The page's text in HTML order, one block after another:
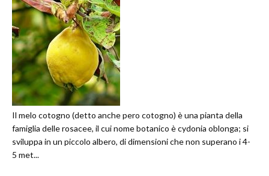
Il melo cotogno (detto anche pero cotogno) è una pianta della
famiglia delle rosacee, il cui nome botanico è cydonia oblonga; si
sviluppa in un piccolo albero, di dimensioni che non superano i 4-
5 met...